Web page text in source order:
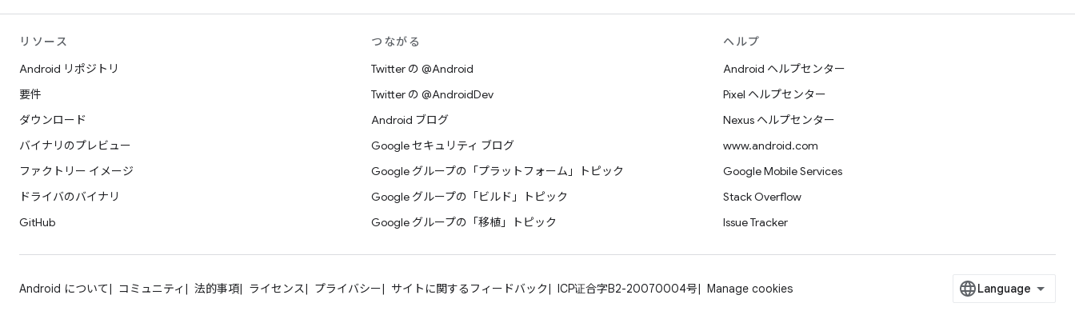
リソース
Android リポジトリ
要件
ダウンロード
バイナリのプレビュー
ファクトリー イメージ
ドライバのバイナリ
GitHub
つながる
Twitter の @Android
Twitter の @AndroidDev
Android ブログ
Google セキュリティ ブログ
Google グループの「プラットフォーム」トピック
Google グループの「ビルド」トピック
Google グループの「移植」トピック
ヘルプ
Android ヘルプセンター
Pixel ヘルプセンター
Nexus ヘルプセンター
www.android.com
Google Mobile Services
Stack Overflow
Issue Tracker
Android について コミュニティ 法的事項 ライセンス プライバシー サイトに関するフィードバック ICP证合字B2-20070004号 Manage cookies